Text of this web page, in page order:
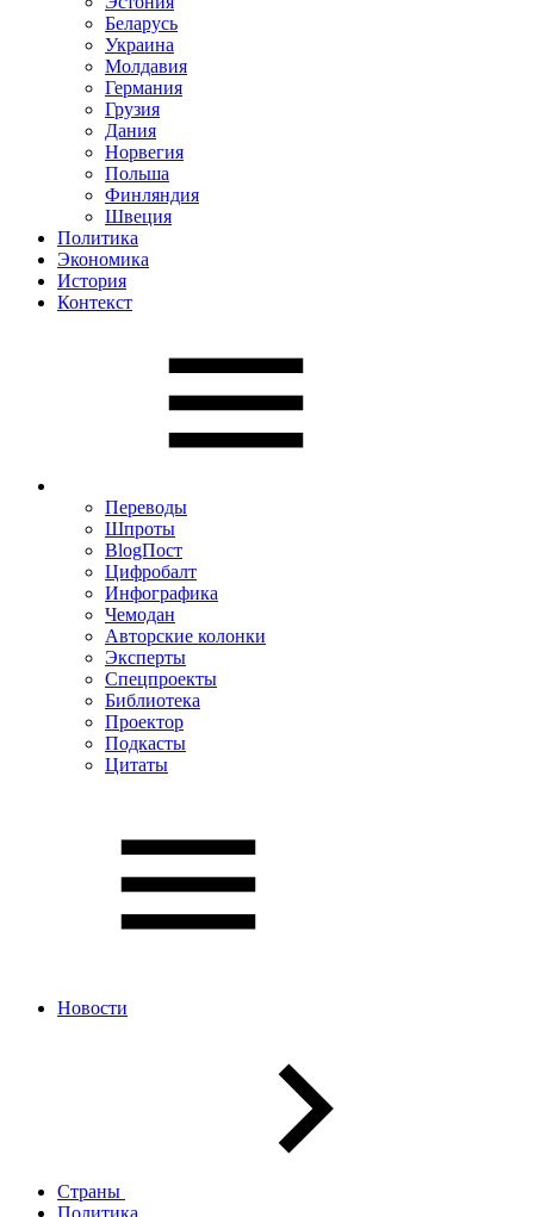
Беларусь
Украина
Молдавия
Германия
Грузия
Дания
Норвегия
Польша
Финляндия
Швеция
Политика
Экономика
История
Контекст
Переводы
Шпроты
BlogПост
Цифробалт
Инфографика
Чемодан
Авторские колонки
Эксперты
Спецпроекты
Библиотека
Проектор
Подкасты
Цитаты
Новости
Страны
Политика